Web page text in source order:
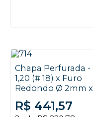
Chapa Perfurada -
1,20 (# 18) x Furo
Redondo Ø 2mm x
EC 3mm x 2x1m
R$ 441,57